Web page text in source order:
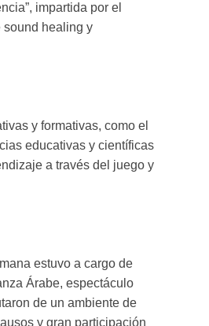
impartida por el
sound healing y
y formativas, como el
educativas y científicas
a través del juego y
estuvo a cargo de
Árabe, espectáculo
de un ambiente de
y gran participación